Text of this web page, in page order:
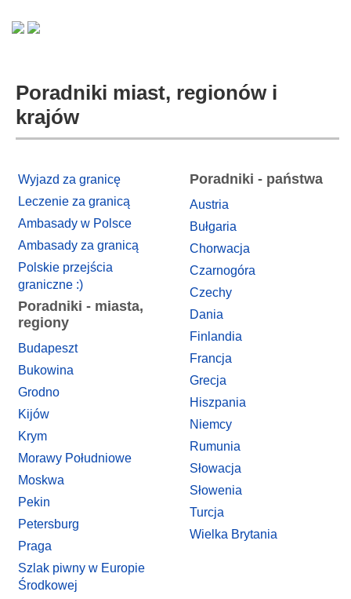
Poradniki miast, regionów i
krajów
Wyjazd za granicę
Leczenie za granicą
Ambasady w Polsce
Ambasady za granicą
Polskie przejścia
graniczne :)
Poradniki - miasta,
regiony
Budapeszt
Bukowina
Grodno
Kijów
Krym
Morawy Południowe
Moskwa
Pekin
Petersburg
Praga
Szlak piwny w Europie
Środkowej
Poradniki - państwa
Austria
Bułgaria
Chorwacja
Czarnogóra
Czechy
Dania
Finlandia
Francja
Grecja
Hiszpania
Niemcy
Rumunia
Słowacja
Słowenia
Turcja
Wielka Brytania